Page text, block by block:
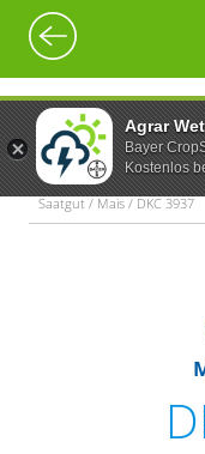
Agrar
Bayer
Kostenlos
Saatgut / Mais / DKC 3937